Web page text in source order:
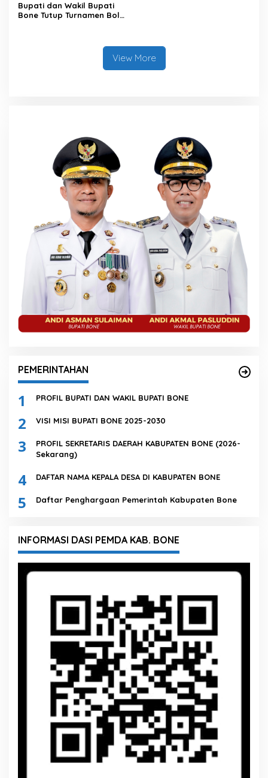
Bupati dan Wakil Bupati
Bone Tutup Turnamen Bola
View More
PEMERINTAHAN
1 PROFIL BUPATI DAN WAKIL BUPATI BONE
2 VISI MISI BUPATI BONE 2025-2030
3
PROFIL SEKRETARIS DAERAH KABUPATEN BONE (2026-
Sekarang)
4 DAFTAR NAMA KEPALA DESA DI KABUPATEN BONE
5 Daftar Penghargaan Pemerintah Kabupaten Bone
INFORMASI DASI PEMDA KAB. BONE